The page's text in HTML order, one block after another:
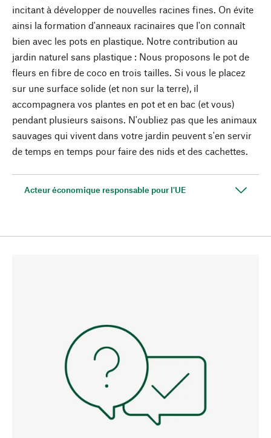
incitant à développer de nouvelles racines fines. On évite
ainsi la formation d'anneaux racinaires que l'on connaît
bien avec les pots en plastique. Notre contribution au
jardin naturel sans plastique : Nous proposons le pot de
fleurs en fibre de coco en trois tailles. Si vous le placez
sur une surface solide (et non sur la terre), il
accompagnera vos plantes en pot et en bac (et vous)
pendant plusieurs saisons. N'oubliez pas que les animaux
sauvages qui vivent dans votre jardin peuvent s'en servir
de temps en temps pour faire des nids et des cachettes.
Acteur économique responsable pour l'UE